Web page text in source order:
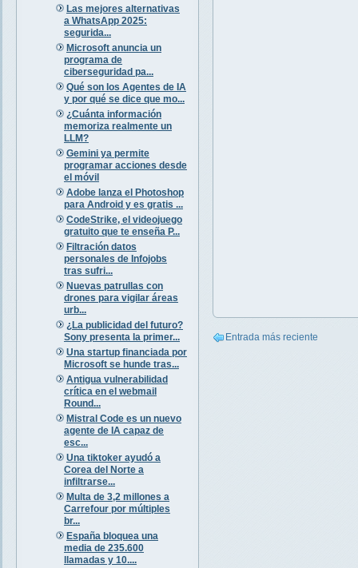
Las mejores alternativas
a WhatsApp 2025:
segurida...
Microsoft anuncia un
programa de
ciberseguridad pa...
Qué son los Agentes de IA
y por qué se dice que mo...
¿Cuánta información
memoriza realmente un
LLM?
Gemini ya permite
programar acciones desde
el móvil
Adobe lanza el Photoshop
para Android y es gratis ...
CodeStrike, el videojuego
gratuito que te enseña P...
Filtración datos
personales de Infojobs
tras sufri...
Nuevas patrullas con
drones para vigilar áreas
urb...
¿La publicidad del futuro?
Sony presenta la primer...
Una startup financiada por
Microsoft se hunde tras...
Antigua vulnerabilidad
crítica en el webmail
Round...
Mistral Code es un nuevo
agente de IA capaz de
esc...
Una tiktoker ayudó a
Corea del Norte a
infiltrarse...
Multa de 3,2 millones a
Carrefour por múltiples
br...
España bloquea una
media de 235.600
llamadas y 10....
Entrada más reciente